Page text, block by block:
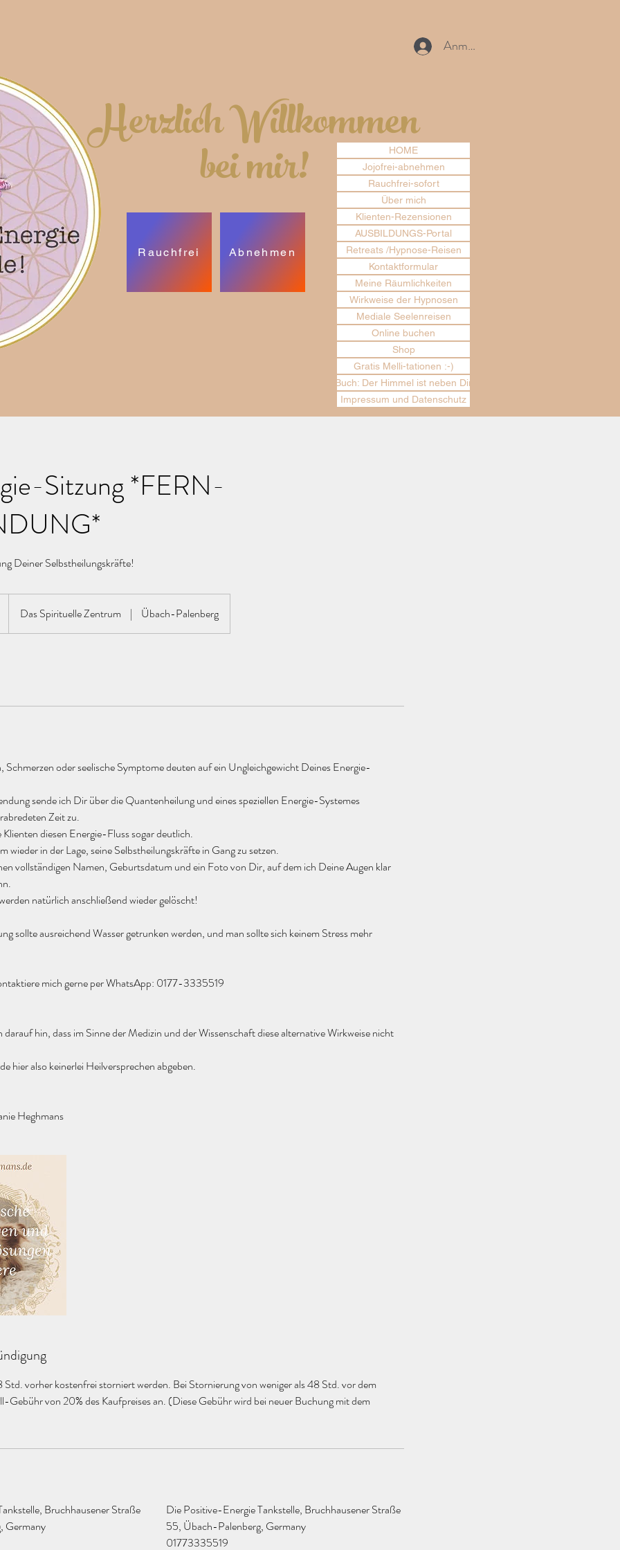
Herzlich Willkommen
bei mir!
HOME
Jojofrei-abnehmen
Rauchfrei-sofort
Über mich
Klienten-Rezensionen
AUSBILDUNGS-Portal
Retreats /Hypnose-Reisen
Kontaktformular
Meine Räumlichkeiten
Wirkweise der Hypnosen
Mediale Seelenreisen
Online buchen
Shop
Gratis Melli-tationen :-)
Buch: Der Himmel ist neben Dir
Impressum und Datenschutz
Abnehmen
Rauchfrei
Anmelden
Sitzung *FERN-
Deiner Selbstheilungskräfte!
Das Spirituelle Zentrum | Übach-Palenberg
Schmerzen oder seelische Symptome deuten auf ein Ungleichgewicht Deines Energie-
sende ich Dir über die Quantenheilung und eines speziellen Energie-Systemes
Zeit zu.
Klienten diesen Energie-Fluss sogar deutlich.
wieder in der Lage, seine Selbstheilungskräfte in Gang zu setzen.
vollständigen Namen, Geburtsdatum und ein Foto von Dir, auf dem ich Deine Augen klar
natürlich anschließend wieder gelöscht!
sollte ausreichend Wasser getrunken werden, und man sollte sich keinem Stress mehr
mich gerne per WhatsApp: 0177-3335519
darauf hin, dass im Sinne der Medizin und der Wissenschaft diese alternative Wirkweise nicht
hier also keinerlei Heilversprechen abgeben.
Heghmans
Std. vorher kostenfrei storniert werden. Bei Stornierung von weniger als 48 Std. vor dem
Gebühr von 20% des Kaufpreises an. (Diese Gebühr wird bei neuer Buchung mit dem
Bruchhausener Straße
Germany
Die Positive-Energie Tankstelle, Bruchhausener Straße
55, Übach-Palenberg, Germany
01773335519